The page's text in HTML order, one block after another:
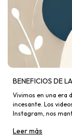
BENEFICIOS DE
Vivimos en una era
incesante. Los
Instagram, nos
Leer más